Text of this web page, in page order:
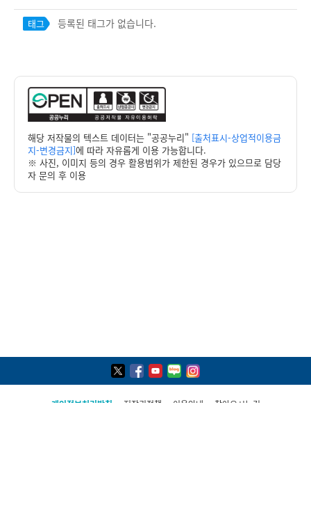
태그 등록된 태그가 없습니다.
해당 저작물의 텍스트 데이터는 "공공누리" [출처표시-상업적이용금
지-변경금지]에 따라 자유롭게 이용 가능합니다.
※ 사진, 이미지 등의 경우 활용범위가 제한된 경우가 있으므로 담당
자 문의 후 이용
개인정보처리방침 저작권정책 이용안내
찾아오시는길